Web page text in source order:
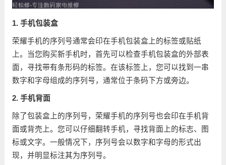
1. 手机包装盒
荣耀手机的序列号通常会印在手机包装盒上的标签或贴纸
上。当您购买新手机时，首先可以检查手机包装盒的外部表
面，寻找带有条形码的标签。在该标签上，您可以找到一串
数字和字母组成的序列号，通常位于条码下方或旁边。
2. 手机背面
除了包装盒上的序列号，荣耀手机的序列号也会印在手机背
面或背壳上。您可以仔细翻转手机，寻找背面上的标志、图
标或文字。一般情况下，序列号会以数字和字母的形式出
现，并明显标注其为序列号。